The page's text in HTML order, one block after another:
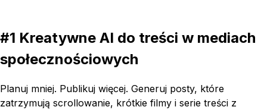
#1 Kreatywne AI do treści w mediach
społecznościowych
Planuj mniej. Publikuj więcej. Generuj posty, które
zatrzymują scrollowanie, krótkie filmy i serie treści z